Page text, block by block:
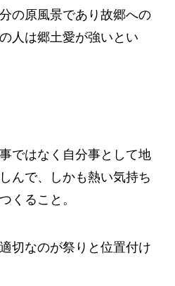
の原風景であり故郷への
人は郷土愛が強いとい
ではなく自分事として地
んで、しかも熱い気持ち
くること。
切なのが祭りと位置付け